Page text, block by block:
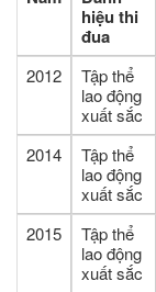
hiệu thi
đua
2012
Tập thể
lao động
xuất sắc
2014
Tập thể
lao động
xuất sắc
2015
Tập thể
lao động
xuất sắc